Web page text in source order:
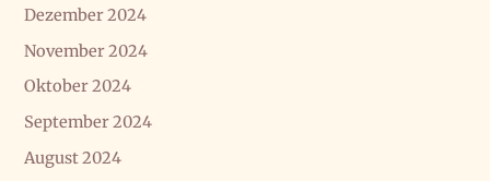
Dezember 2024
November 2024
Oktober 2024
September 2024
August 2024